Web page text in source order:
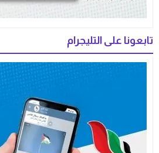
تابعونا على التليجرام